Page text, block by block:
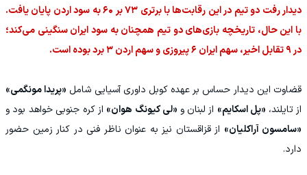
‏دیدار رفت دو تیم در این رقابت‌ها با برتری ۷۳ بر ۶۰ به سود اردن پایان یافت.
با این حال، تاریخچه بازی‌های دو تیم همچنان به سود ایران سنگینی می‌کند؛
در ۹ تقابل اخیر، سهم ایران ۶ پیروزی و سهم اردن ۳ برد بوده است.
قضاوت این دیدار حساس بر عهده کوبل داوری آسیایی شامل «پریدا مونگمی»
از تایلند، «پل اسکایم» از لبنان و «لی کیونگ هوان» از کره جنوبی خواهد بود و
«سامسون آراکلیان» از قزاقستان نیز به عنوان ناظر فنی در کنار زمین حضور
دارد.